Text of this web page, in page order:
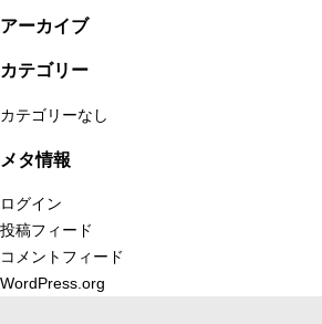
アーカイブ
カテゴリー
カテゴリーなし
メタ情報
ログイン
投稿フィード
コメントフィード
WordPress.org